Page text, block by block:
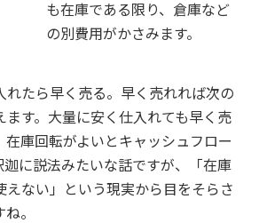
も在庫である限り、倉庫など
の別費用がかさみます。
れたら早く売る。早く売れれば次の
ます。大量に安く仕入れても早く売
在庫回転がよいとキャッシュフロー
迦に説法みたいな話ですが、「在庫
えない」という現実から目をそらさ
。